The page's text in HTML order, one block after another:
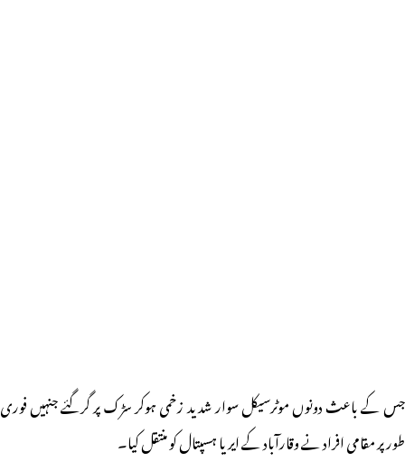
جس کے باعث دونوں موٹرسیکل سوار شدید زخمی ہوکر سڑک پر گرگئے جنہیں فوری
طور پر مقامی افراد نے وقارآباد کے ایریا ہسپتال کو منتقل کیا۔